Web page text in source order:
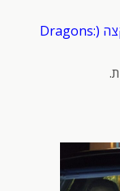
בנטפליקס, הדרקון הראשון שלי: מירוץ אל הקצה (Dragons: